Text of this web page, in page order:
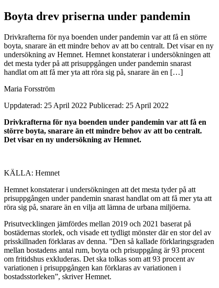
Boyta drev priserna under pandemin
Drivkrafterna för nya boenden under pandemin var att få en större
boyta, snarare än ett mindre behov av att bo centralt. Det visar en ny
undersökning av Hemnet. Hemnet konstaterar i undersökningen att
det mesta tyder på att prisuppgången under pandemin snarast
handlat om att få mer yta att röra sig på, snarare än en […]
Maria Forsström
Uppdaterad: 25 April 2022 Publicerad: 25 April 2022
Drivkrafterna för nya boenden under pandemin var att få en
större boyta, snarare än ett mindre behov av att bo centralt.
Det visar en ny undersökning av Hemnet.
KÄLLA: Hemnet
Hemnet konstaterar i undersökningen att det mesta tyder på att
prisuppgången under pandemin snarast handlat om att få mer yta att
röra sig på, snarare än en vilja att lämna de urbana miljöerna.
Prisutvecklingen jämfördes mellan 2019 och 2021 baserat på
bostädernas storlek, och visade ett tydligt mönster där en stor del av
prisskillnaden förklaras av denna. ”Den så kallade förklaringsgraden
mellan bostadens antal rum, boyta och prisuppgång är 93 procent
om fritidshus exkluderas. Det ska tolkas som att 93 procent av
variationen i prisuppgången kan förklaras av variationen i
bostadsstorleken”, skriver Hemnet.